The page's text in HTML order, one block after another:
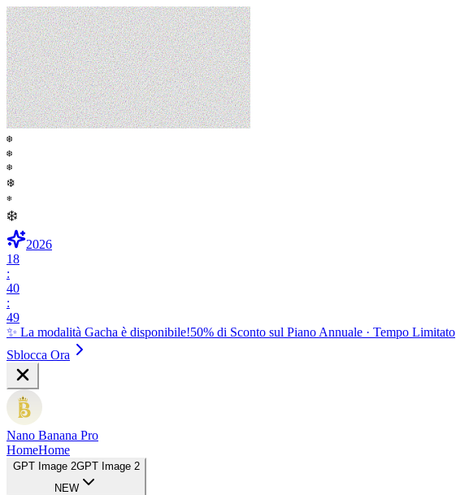
❄️
❄️
❄️
❄️
❄️
❄️
2026
18
:
40
:
48
✨ La modalità Gacha è disponibile!50% di Sconto sul Piano Annuale · Tempo Limitato
Sblocca Ora
Nano Banana Pro
HomeHome
GPT Image 2GPT Image 2
NEW